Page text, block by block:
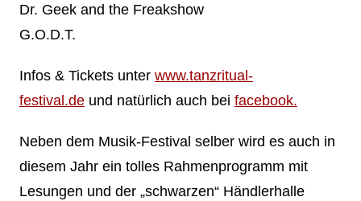
Dr. Geek and the Freakshow
G.O.D.T.
Infos & Tickets unter www.tanzritual-
festival.deund natürlich auch bei facebook.
Neben dem Musik-Festival selber wird es auch in
diesem Jahr ein tolles Rahmenprogramm mit
Lesungen und der „schwarzen“ Händlerhalle